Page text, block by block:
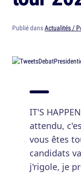
Publié dansActualités /
IT'S
attendu,
vous êtes
candidats
j'rigole, je